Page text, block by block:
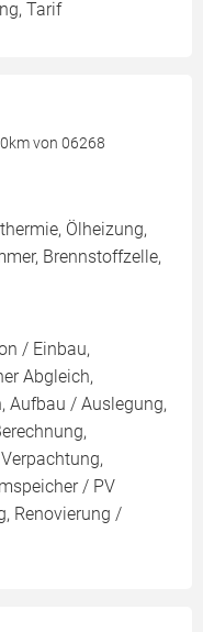
Tarif
von 06268
Ölheizung,
Brennstoffzelle,
/ Einbau,
Abgleich,
Aufbau / Auslegung,
/ PV
Renovierung /